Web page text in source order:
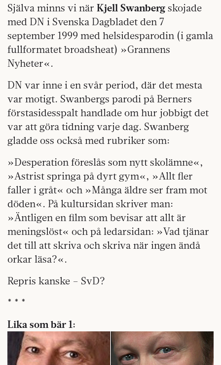
Själva minns vi när Kjell Swanberg skojade
med DN i Svenska Dagbladet den 7
september 1999 med helsidesparodin (i gamla
fullformatet broadsheat) »Grannens
Nyheter«.
DN var inne i en svår period, där det mesta
var motigt. Swanbergs parodi på Berners
förstasidesspalt handlade om hur jobbigt det
var att göra tidning varje dag. Swanberg
gladde oss också med rubriker som:
»Desperation föreslås som nytt skolämne«,
»Astrist springa på dyrt gym«, »Allt fler
faller i gråt« och »Många äldre ser fram mot
döden«. På kultursidan skriver man:
»Äntligen en film som bevisar att allt är
meningslöst« och på ledarsidan: »Vad tjänar
det till att skriva och skriva när ingen ändå
orkar läsa?«.
Repris kanske – SvD?
* * *
Lika som bär 1: